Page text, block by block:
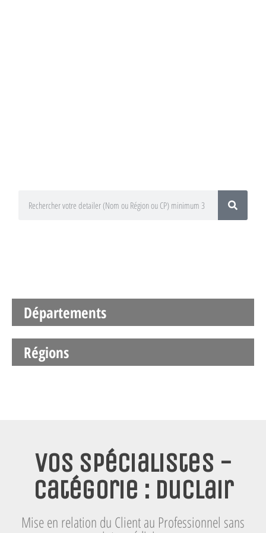
Départements
Régions
Vos spécialistes -
Catégorie : Duclair
Mise en relation du Client au Professionnel sans